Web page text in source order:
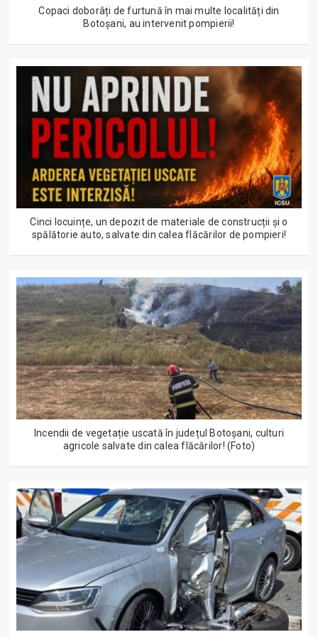
Copaci doborâți de furtună în mai multe localități din
Botoșani, au intervenit pompierii!
Cinci locuințe, un depozit de materiale de construcții și o
spălătorie auto, salvate din calea flăcărilor de pompieri!
Incendii de vegetație uscată în județul Botoșani, culturi
agricole salvate din calea flăcărilor! (Foto)